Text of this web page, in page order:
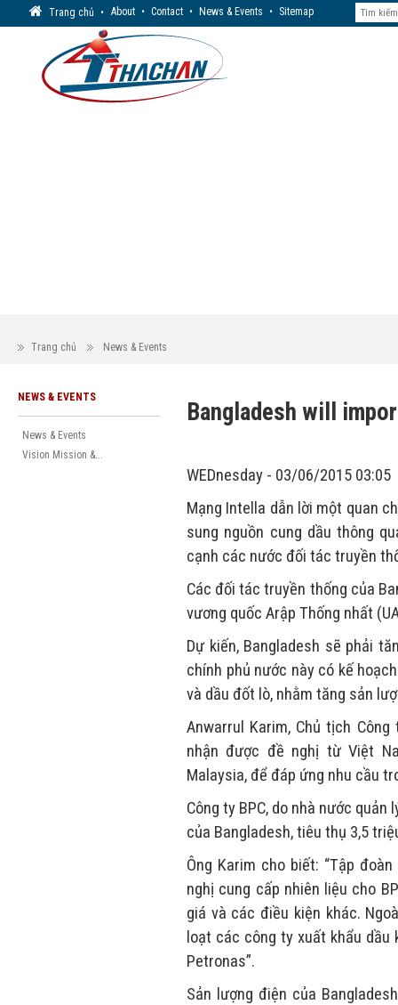
Trang chủ • About • Contact • News & Events • Sitemap
Trang chủ News & Events
NEWS & EVENTS
News & Events
Vision Mission &...
Bangladesh will
WEDnesday - 03/06/2015 03:05
Mạng Intella dẫn lời một quan
sung nguồn cung dầu thông
cạnh các nước đối tác truyền
Các đối tác truyền thống của
vương quốc Arập Thống nhất
Dự kiến, Bangladesh sẽ phải
chính phủ nước này có kế
và dầu đốt lò, nhằm tăng sản
Anwarrul Karim, Chủ tịch
nhận được đề nghị từ Việt
Malaysia, để đáp ứng nhu cầu
Công ty BPC, do nhà nước quản
của Bangladesh, tiêu thụ 3,5
Ông Karim cho biết: “Tập
nghị cung cấp nhiên liệu cho
giá và các điều kiện khác.
loạt các công ty xuất khẩu
Petronas”.
Sản lượng điện của